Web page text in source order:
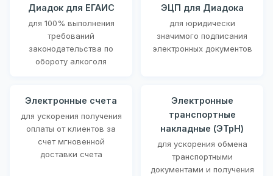
Диадок для ЕГАИС
для 100% выполнения
требований
законодательства по
обороту алкоголя
ЭЦП для Диадока
для юридически
значимого подписания
электронных документов
Электронные счета
для ускорения получения
оплаты от клиентов за
счет мгновенной
доставки счета
Электронные
транспортные
накладные (ЭТрН)
для ускорения обмена
транспортными
документами и получения